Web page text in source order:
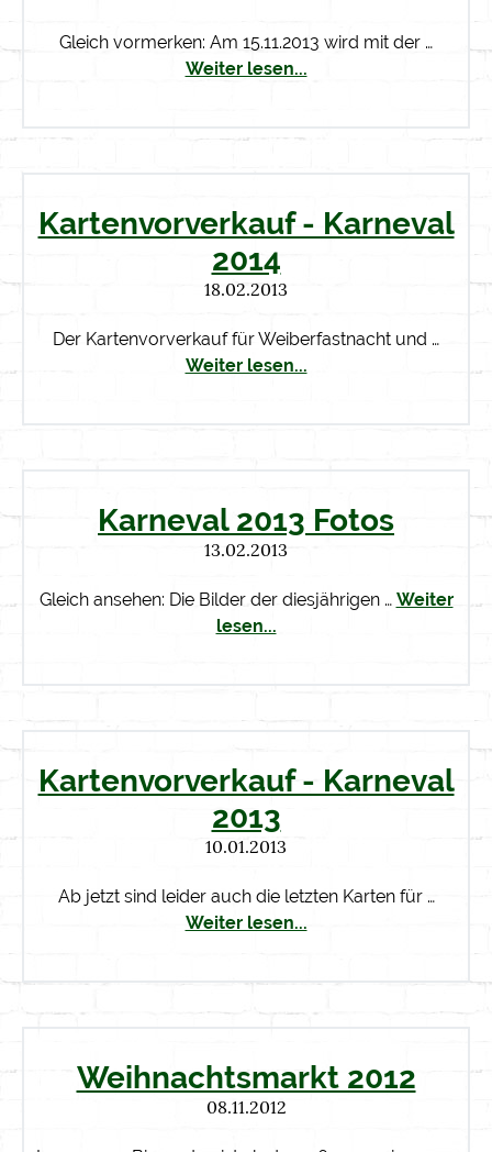
Gleich vormerken: Am 15.11.2013 wird mit der …
Weiter lesen...
Kartenvorverkauf - Karneval
2014
18.02.2013
Der Kartenvorverkauf für Weiberfastnacht und …
Weiter lesen...
Karneval 2013 Fotos
13.02.2013
Gleich ansehen: Die Bilder der diesjährigen … Weiter
lesen...
Kartenvorverkauf - Karneval
2013
10.01.2013
Ab jetzt sind leider auch die letzten Karten für …
Weiter lesen...
Weihnachtsmarkt 2012
08.11.2012